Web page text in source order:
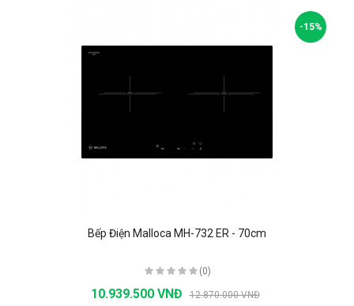
-15%
Bếp Điện Malloca MH-732 ER - 70cm
(0)
10.939.500 VNĐ 12.870.000 VNĐ